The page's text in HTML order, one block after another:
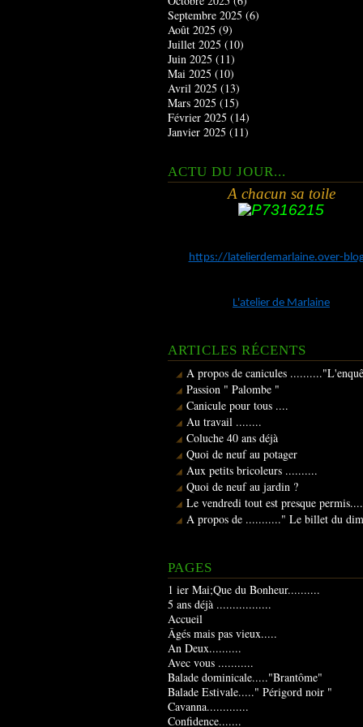
Septembre 2025 (6)
Août 2025 (9)
Juillet 2025 (10)
Juin 2025 (11)
Mai 2025 (10)
Avril 2025 (13)
Mars 2025 (15)
Février 2025 (14)
Janvier 2025 (11)
ACTU DU JOUR...
A chacun sa toile
https://latelierdemarlaine.over-
L'atelier de Marlaine
ARTICLES RÉCENTS
A propos de canicules
Passion " Palombe "
Canicule pour tous ....
Au travail ........
Coluche 40 ans déjà
Quoi de neuf au potager
Aux petits bricoleurs ..........
Quoi de neuf au jardin ?
Le vendredi tout est presque
A propos de ..........." Le billet du
PAGES
1 ier Mai;Que du Bonheur..........
5 ans déjà .................
Accueil
Âgés mais pas vieux.....
An Deux..........
Avec vous ...........
Balade dominicale....."Brantôme"
Balade Estivale....." Périgord noir "
Cavanna.............
Confidence.......